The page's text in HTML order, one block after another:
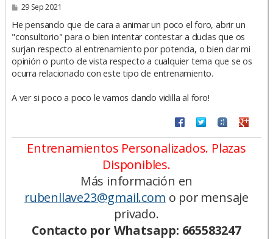
M
n
a
j
e
29 Sep 2021
He pensando que de cara a animar un poco el foro, abrir un
"consultorio" para o bien intentar contestar a dudas que os
surjan respecto al entrenamiento por potencia, o bien dar mi
opinión o punto de vista respecto a cualquier tema que se os
ocurra relacionado con este tipo de entrenamiento.
A ver si poco a poco le vamos dando vidilla al foro!
Entrenamientos Personalizados. Plazas
Disponibles.
Más información en
rubenllave23@gmail.com o por mensaje
privado.
Contacto por Whatsapp: 665583247